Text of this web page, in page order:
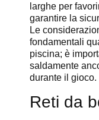
larghe per
garantire la
Le
fondamentali
piscina; è
saldamente
durante il gioco.
Reti da